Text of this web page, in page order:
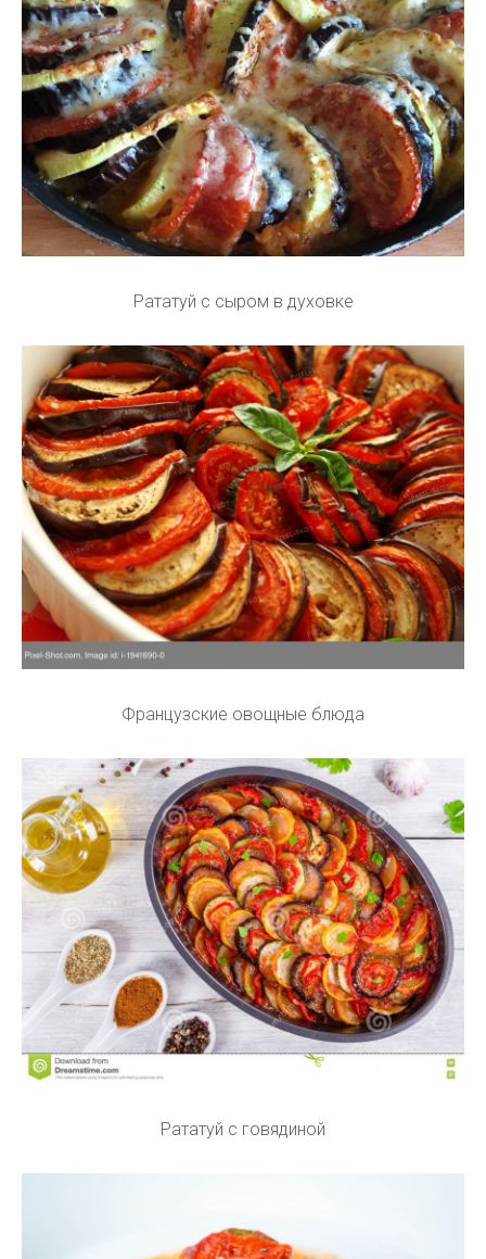
Рататуй с сыром в духовке
Французские овощные блюда
Рататуй с говядиной